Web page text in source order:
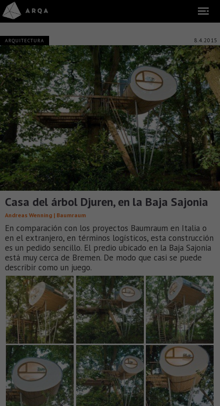
ARQUITECTURA 8.4.2015
Casa del árbol Djuren, en la Baja Sajonia
Andreas Wenning | Baumraum
En comparación con los proyectos Baumraum en Italia o
en el extranjero, en términos logísticos, esta construcción
es un pedido sencillo. El predio ubicado en la Baja Sajonia
está muy cerca de Bremen. De modo que casi se puede
describir como un juego.